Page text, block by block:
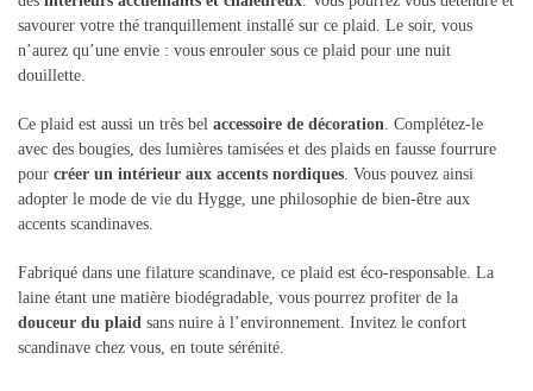
savourer votre thé tranquillement installé sur ce plaid. Le soir, vous
n’aurez qu’une envie : vous enrouler sous ce plaid pour une nuit
douillette.
Ce plaid est aussi un très bel accessoire de décoration. Complétez-le
avec des bougies, des lumières tamisées et des plaids en fausse fourrure
pour créer un intérieur aux accents nordiques. Vous pouvez ainsi
adopter le mode de vie du Hygge, une philosophie de bien-être aux
accents scandinaves.
Fabriqué dans une filature scandinave, ce plaid est éco-responsable. La
laine étant une matière biodégradable, vous pourrez profiter de la
douceur du plaid sans nuire à l’environnement. Invitez le confort
scandinave chez vous, en toute sérénité.